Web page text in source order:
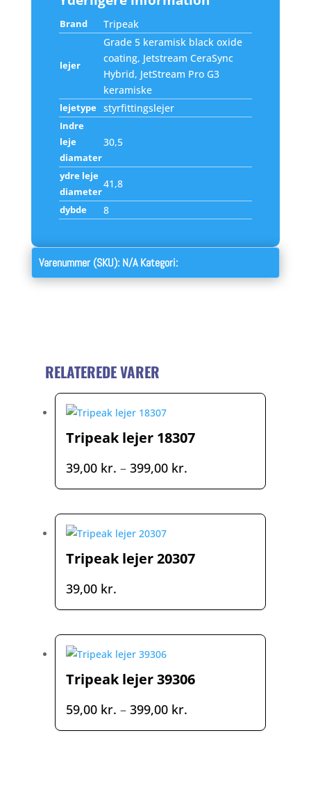
Brand Tripeak
lejer
Grade 5 keramisk black oxide
coating, Jetstream CeraSync
Hybrid, JetStream Pro G3
keramiske
lejetype styrfittingslejer
Indre
leje
diamater
30,5
ydre leje
diameter
41,8
dybde 8
Varenummer (SKU): N/A Kategori:
RELATEREDE VARER
Tripeak lejer 18307
39,00 kr. – 399,00 kr.Prisinterval:
39,00 kr.
Tripeak lejer 20307
39,00 kr.
Tripeak lejer 39306
59,00 kr. – 399,00 kr.Prisinterval:
59,00 kr.